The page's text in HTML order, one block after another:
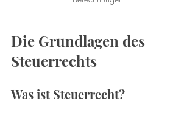
Die Grundlagen des
Steuerrechts
Was ist Steuerrecht?